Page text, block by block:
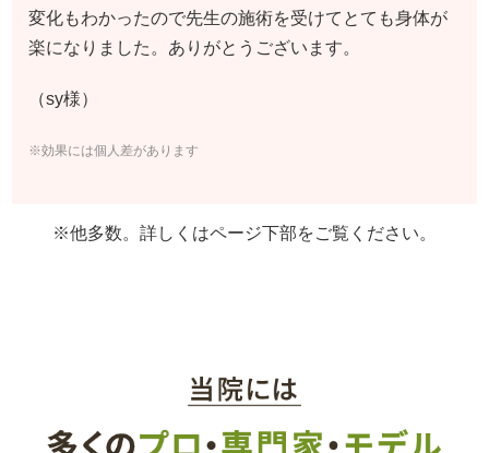
変化もわかったので先生の施術を受けてとても身体が
楽になりました。ありがとうございます。
（sy様）
※効果には個人差があります
※他多数。詳しくはページ下部をご覧ください。